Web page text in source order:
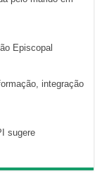
Episcopal
integração
sugere